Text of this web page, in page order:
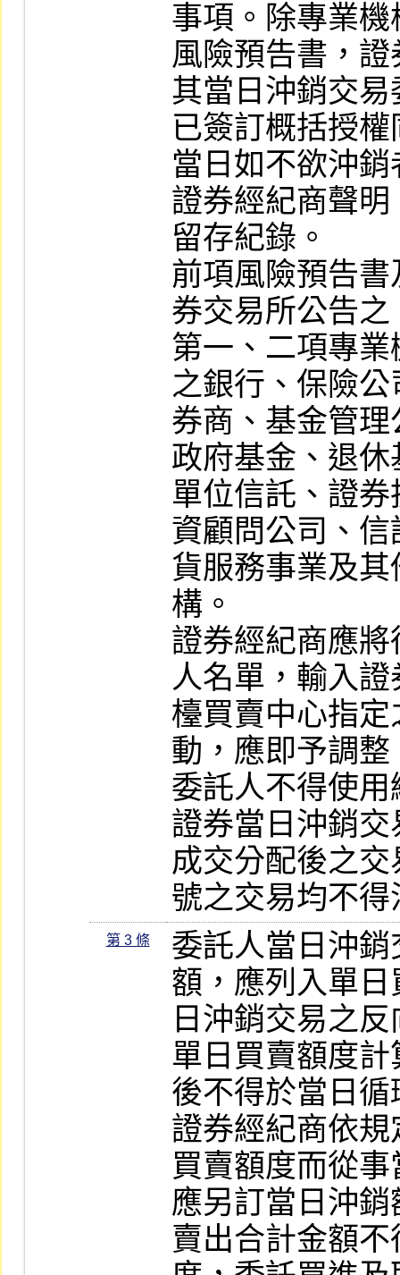
事項。除專業
風險預告書，
其當日沖銷交易
已簽訂概括授
當日如不欲沖
證券經紀商聲
留存紀錄。
前項風險預告
券交易所公告之
第一、二項專
之銀行、保險
券商、基金管
政府基金、退
單位信託、證
資顧問公司、
貨服務事業及
構。
證券經紀商應
人名單，輸入
檯買賣中心指
動，應即予調整
委託人不得使
證券當日沖銷
成交分配後之
號之交易均不得
第 3 條
委託人當日沖
額，應列入單
日沖銷交易之
單日買賣額度
後不得於當日
證券經紀商依
買賣額度而從
應另訂當日沖
賣出合計金額